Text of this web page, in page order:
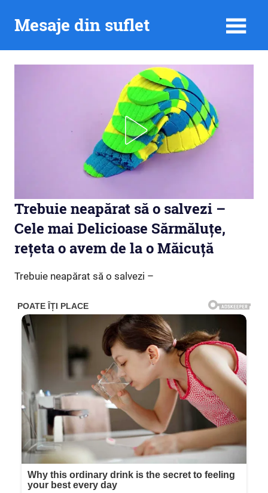
Mesaje din suflet
Trebuie neapărat să o salvezi –
Cele mai Delicioase Sărmăluțe,
rețeta o avem de la o Măicuță
Trebuie neapărat să o salvezi –